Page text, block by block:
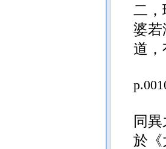
二，
婆若
道，
同
於《